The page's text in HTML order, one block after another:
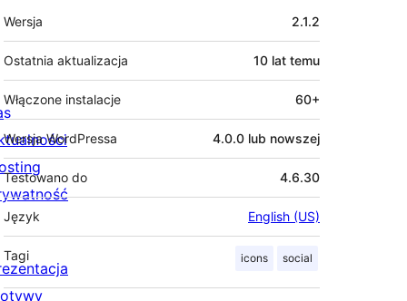
Meta
Wersja 2.1.2
Ostatnia aktualizacja 10 lat temu
Włączone instalacje 60+
Wersja WordPressa 4.0.0 lub nowszej
Testowano do 4.6.30
Język English (US)
Tagi icons social